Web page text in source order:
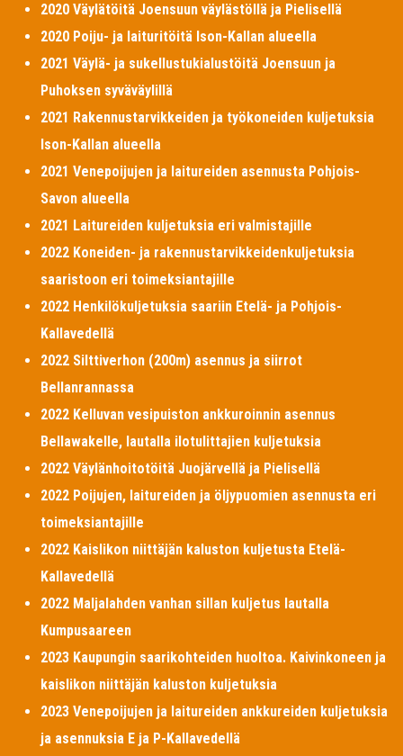
2020 Väylätöitä Joensuun väylästöllä ja Pielisellä
2020 Poiju- ja laituritöitä Ison-Kallan alueella
2021 Väylä- ja sukellustukialustöitä Joensuun ja
Puhoksen syväväylillä
2021 Rakennustarvikkeiden ja työkoneiden kuljetuksia
Ison-Kallan alueella
2021 Venepoijujen ja laitureiden asennusta Pohjois-
Savon alueella
2021 Laitureiden kuljetuksia eri valmistajille
2022 Koneiden- ja rakennustarvikkeidenkuljetuksia
saaristoon eri toimeksiantajille
2022 Henkilökuljetuksia saariin Etelä- ja Pohjois-
Kallavedellä
2022 Silttiverhon (200m) asennus ja siirrot
Bellanrannassa
2022 Kelluvan vesipuiston ankkuroinnin asennus
Bellawakelle, lautalla ilotulittajien kuljetuksia
2022 Väylänhoitotöitä Juojärvellä ja Pielisellä
2022 Poijujen, laitureiden ja öljypuomien asennusta eri
toimeksiantajille
2022 Kaislikon niittäjän kaluston kuljetusta Etelä-
Kallavedellä
2022 Maljalahden vanhan sillan kuljetus lautalla
Kumpusaareen
2023 Kaupungin saarikohteiden huoltoa. Kaivinkoneen ja
kaislikon niittäjän kaluston kuljetuksia
2023 Venepoijujen ja laitureiden ankkureiden kuljetuksia
ja asennuksia E ja P-Kallavedellä